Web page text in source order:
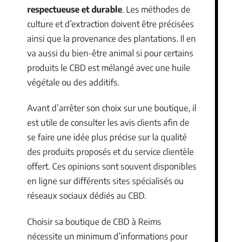
respectueuse et durable. Les méthodes de
culture et d’extraction doivent être précisées
ainsi que la provenance des plantations. Il en
va aussi du bien-être animal si pour certains
produits le CBD est mélangé avec une huile
végétale ou des additifs.
Avant d’arrêter son choix sur une boutique, il
est utile de consulter les avis clients afin de
se faire une idée plus précise sur la qualité
des produits proposés et du service clientèle
offert. Ces opinions sont souvent disponibles
en ligne sur différents sites spécialisés ou
réseaux sociaux dédiés au CBD.
Choisir sa boutique de CBD à Reims
nécessite un minimum d’informations pour